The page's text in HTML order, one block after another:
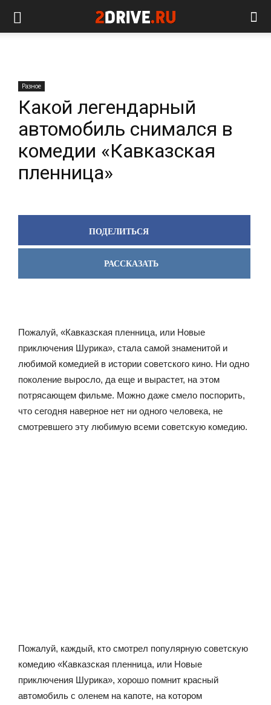
Разное
Какой легендарный
автомобиль снимался в
комедии «Кавказская
пленница»
ПОДЕЛИТЬСЯ
РАССКАЗАТЬ
Пожалуй, «Кавказская пленница, или Новые
приключения Шурика», стала самой знаменитой и
любимой комедией в истории советского кино. Ни одно
поколение выросло, да еще и вырастет, на этом
потрясающем фильме. Можно даже смело поспорить,
что сегодня наверное нет ни одного человека, не
смотревшего эту любимую всеми советскую комедию.
Пожалуй, каждый, кто смотрел популярную советскую
комедию «Кавказская пленница, или Новые
приключения Шурика», хорошо помнит красный
автомобиль с оленем на капоте, на котором